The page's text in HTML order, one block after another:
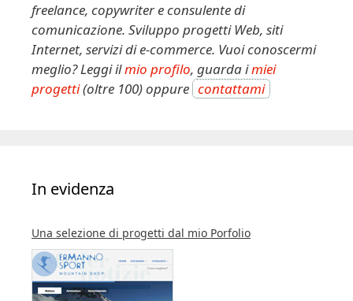
freelance, copywriter e consulente di
comunicazione. Sviluppo progetti Web, siti
Internet, servizi di e-commerce. Vuoi conoscermi
meglio? Leggi ilmio profilo, guarda imiei
progetti(oltre 100) oppure contattami
In evidenza
Una selezione di progetti dal mio Porfolio